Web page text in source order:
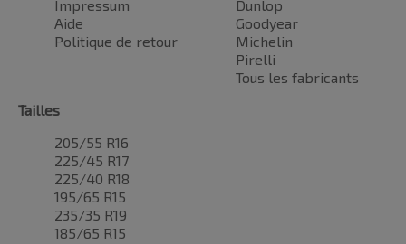
Impressum
Aide
Politique de retour
Dunlop
Goodyear
Michelin
Pirelli
Tous les fabricants
Tailles
205/55 R16
225/45 R17
225/40 R18
195/65 R15
235/35 R19
185/65 R15